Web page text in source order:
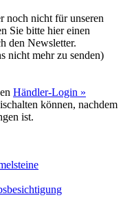
noch nicht für unseren
Sie bitte hier einen
den Newsletter.
nicht mehr zu senden)
Händler-Login »
können, nachdem
ist.